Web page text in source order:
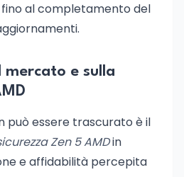
al completamento del
mercato e sulla
può essere trascurato è il
Zen 5 AMDin
e affidabilità percepita